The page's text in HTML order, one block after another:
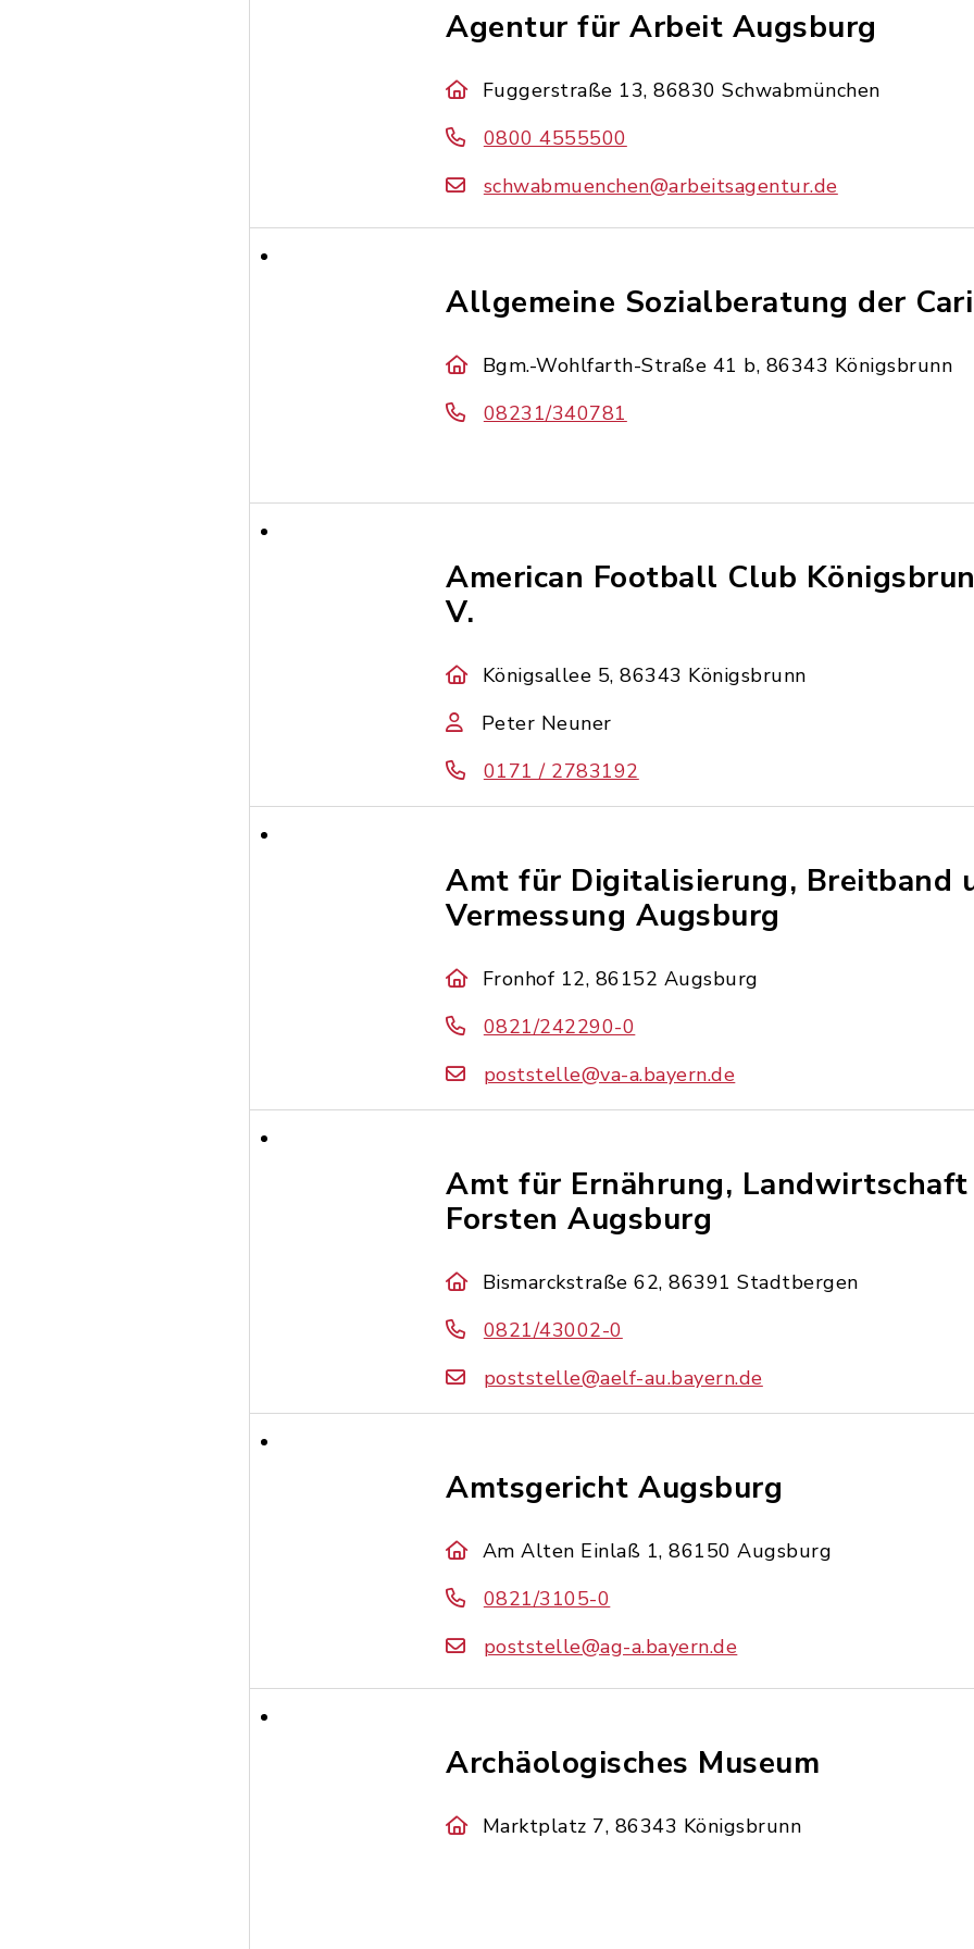
Agentur für Arbeit Augsburg
Fuggerstraße 13, 86830 Schwabmünchen
0800 4555500
schwabmuenchen@arbeitsagentur.de
Allgemeine Sozialberatung der
Bgm.-Wohlfarth-Straße 41 b, 86343 Königsbrunn
08231/340781
American Football Club
V.
Königsallee 5, 86343 Königsbrunn
Peter Neuner
0171 / 2783192
Amt für Digitalisierung, Breitband
Vermessung Augsburg
Fronhof 12, 86152 Augsburg
0821/242290-0
poststelle@va-a.bayern.de
Amt für Ernährung,
Forsten Augsburg
Bismarckstraße 62, 86391 Stadtbergen
0821/43002-0
poststelle@aelf-au.bayern.de
Amtsgericht Augsburg
Am Alten Einlaß 1, 86150 Augsburg
0821/3105-0
poststelle@ag-a.bayern.de
Archäologisches Museum
Marktplatz 7, 86343 Königsbrunn